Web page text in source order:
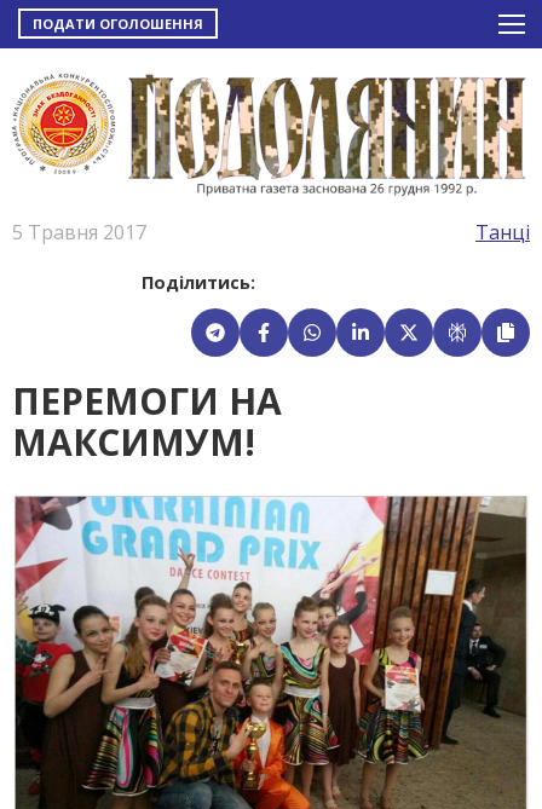
ПОДАТИ ОГОЛОШЕННЯ
5 Травня 2017 Танці
Поділитись:
ПЕРЕМОГИ НА
МАКСИМУМ!